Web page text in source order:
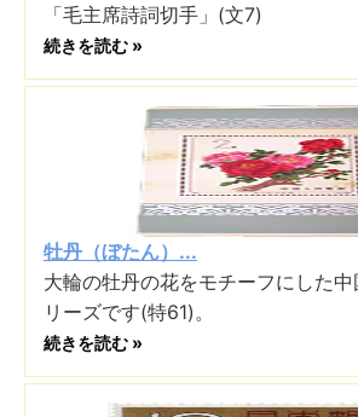
「毛主席詩詞切手」(文7)
続きを読む »
牡丹（ぼたん）...
大輪の牡丹の花をモチーフにした
リーズです(特61)。
続きを読む »